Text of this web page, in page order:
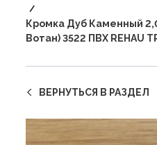
Кромка Дуб Каменный
Вотан) 3522 ПВХ REHAU
ВЕРНУТЬСЯ В РАЗДЕЛ